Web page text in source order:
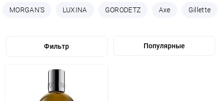
MORGAN'S LUXINA GORODETZ Axe Gillette
Фильтр